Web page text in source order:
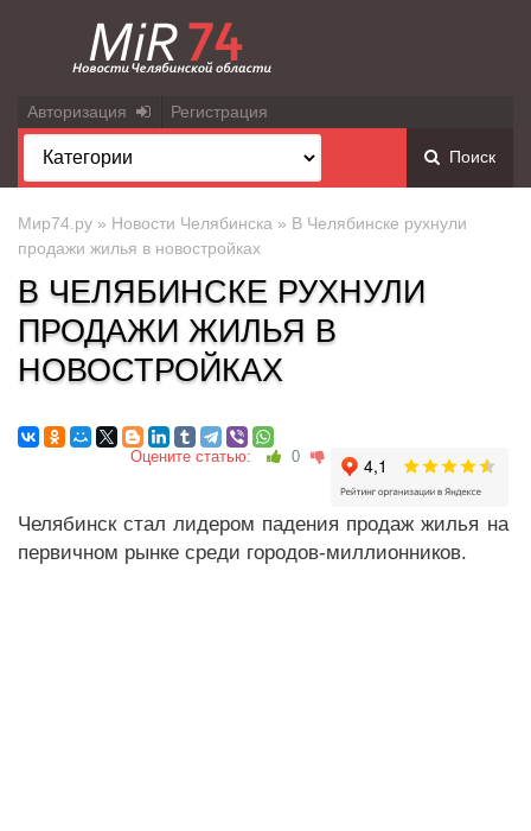
Авторизация Регистрация
Поиск
Мир74.ру » Новости Челябинска » В Челябинске рухнули
продажи жилья в новостройках
В ЧЕЛЯБИНСКЕ РУХНУЛИ
ПРОДАЖИ ЖИЛЬЯ В
НОВОСТРОЙКАХ
Оцените статью: 0
Челябинск стал лидером падения продаж жилья на
первичном рынке среди городов-миллионников.